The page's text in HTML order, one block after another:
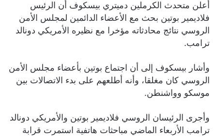
أعلن متحدث الكرملين دميتري بيسكوف أن الرئيس
فلاديمير بوتين بحث مع الأعضاء الدائمين لمجلس الأمن
الروسي نتائج محادثاته مؤخرا مع نظيره الأمريكي دونالد
ترامب.
وأشار بيسكوف إلى أن اجتماع بوتين بأعضاء مجلس الأمن
الروسي كان مغلقا، وأنه أطلعهم على بدء الاتصالات بين
موسكو وواشنطن.
وأجرى الرئيسان الروسي فلاديمير بوتين والأمريكي دونالد
ترامب الأربعاء الماضي مباحثات هاتفية استمرت قرابة